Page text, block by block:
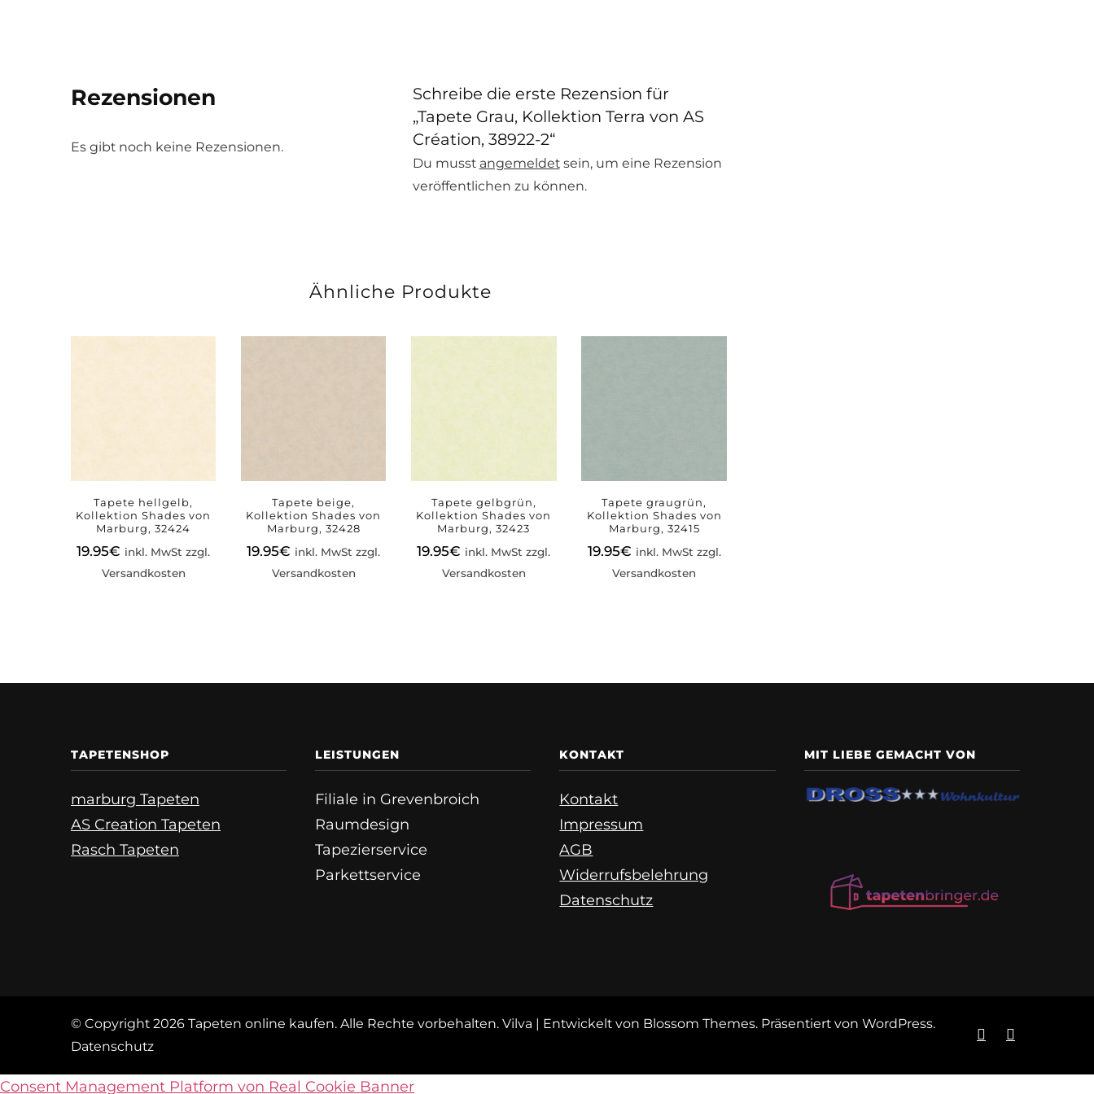
Rezensionen
Es gibt noch keine Rezensionen.
Schreibe die erste Rezension für
„Tapete Grau, Kollektion Terra von AS
Création, 38922-2“
Du musst angemeldetsein, um eine Rezension
veröffentlichen zu können.
Ähnliche Produkte
Tapete hellgelb,
Kollektion Shades von
Marburg, 32424
19.95€ inkl. MwSt zzgl.
Versandkosten
Tapete beige,
Kollektion Shades von
Marburg, 32428
19.95€ inkl. MwSt zzgl.
Versandkosten
Tapete gelbgrün,
Kollektion Shades von
Marburg, 32423
19.95€ inkl. MwSt zzgl.
Versandkosten
Tapete graugrün,
Kollektion Shades von
Marburg, 32415
19.95€ inkl. MwSt zzgl.
Versandkosten
TAPETENSHOP
marburg Tapeten
AS Creation Tapeten
Rasch Tapeten
LEISTUNGEN
Filiale in Grevenbroich
Raumdesign
Tapezierservice
Parkettservice
KONTAKT
Kontakt
Impressum
AGB
Widerrufsbelehrung
Datenschutz
MIT LIEBE GEMACHT VON
© Copyright 2026 Tapeten online kaufen. Alle Rechte vorbehalten. Vilva | Entwickelt von Blossom Themes. Präsentiert von WordPress.
Datenschutz
Consent Management Platform von Real Cookie Banner